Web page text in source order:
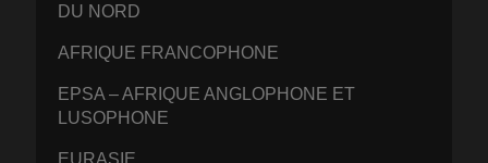
DU NORD
AFRIQUE FRANCOPHONE
EPSA – AFRIQUE ANGLOPHONE ET
LUSOPHONE
EURASIE